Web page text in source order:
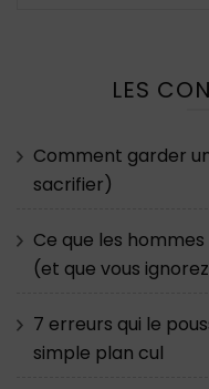
LES
Comment garder
sacrifier)
Ce que les
(et que vous
7 erreurs qui le
simple plan cul